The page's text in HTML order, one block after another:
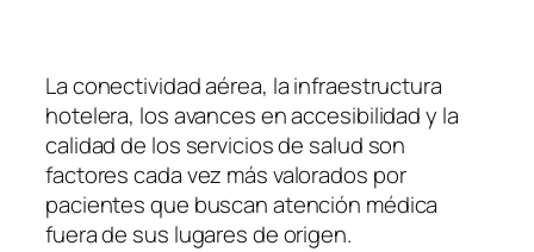
La conectividad aérea, la infraestructura
hotelera, los avances en accesibilidad y la
calidad de los servicios de salud son
factores cada vez más valorados por
pacientes que buscan atención médica
fuera de sus lugares de origen.